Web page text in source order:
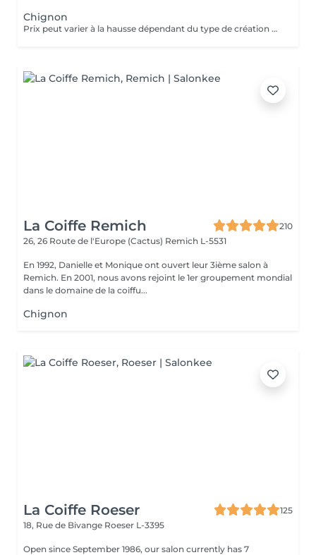
Chignon
Prix peut varier à la hausse dépendant du type de création finalement réalisée.
La Coiffe Remich
210
26, 26 Route de l'Europe (Cactus) Remich L-5531
En 1992, Danielle et Monique ont ouvert leur 3ième salon à
Remich. En 2001, nous avons rejoint le 1er groupement mondial
dans le domaine de la coiffu...
Chignon
La Coiffe Roeser
125
18, Rue de Bivange Roeser L-3395
Open since September 1986, our salon currently has 7